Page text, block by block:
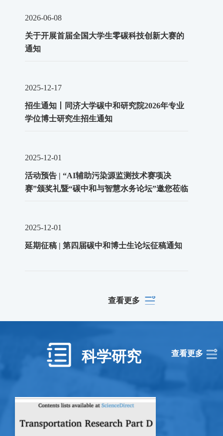
2026-06-08
关于开展首届全国大学生零碳科技创新大赛的
通知
2025-12-17
招生通知丨同济大学碳中和研究院2026年专业
学位博士研究生招生通知
2025-12-01
活动预告 | “AI辅助污染源监测技术赛项决
赛”颁奖礼暨“碳中和与智慧水务论坛”邀您莅临
2025-12-01
延期征稿 | 第四届碳中和博士生论坛征稿通知
查看更多
科学研究 查看更多